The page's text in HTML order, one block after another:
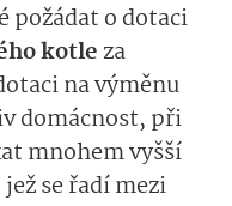
požádat o dotaci
kotleza
na výměnu
domácnost, při
mnohem vyšší
se řadí mezi